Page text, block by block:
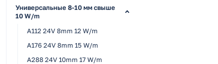
Универсальные 8-10 мм свыше
10 W/m
A112 24V 8mm 12 W/m
A176 24V 8mm 15 W/m
A288 24V 10mm 17 W/m